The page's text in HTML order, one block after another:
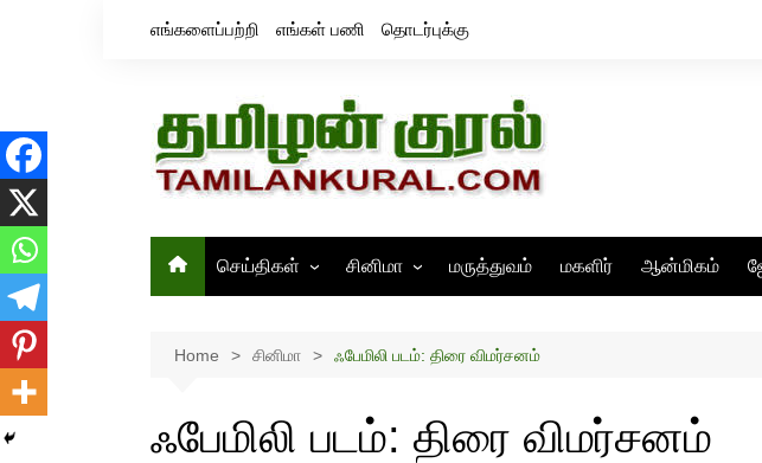
எங்களைப்பற்றி எங்கள் பணி தொடர்புக்கு
செய்திகள்
இந்தியா
சினிமா
திரைவிமர்சனம்
மருத்துவம் மகளிர் ஆன்மிகம்
Home சினிமா ஃபேமிலி படம்: திரை விமர்சனம்
ஃபேமிலி படம்: திரை விமர்சனம்